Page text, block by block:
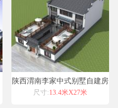
陕西渭南李家中式别墅自建房
设计图纸喜天下建筑设计
尺寸:13.4米X27米